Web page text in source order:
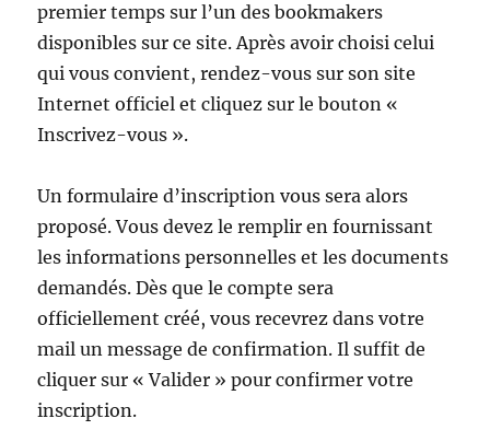
premier temps sur l’un des bookmakers
disponibles sur ce site. Après avoir choisi celui
qui vous convient, rendez-vous sur son site
Internet officiel et cliquez sur le bouton «
Inscrivez-vous ».
Un formulaire d’inscription vous sera alors
proposé. Vous devez le remplir en fournissant
les informations personnelles et les documents
demandés. Dès que le compte sera
officiellement créé, vous recevrez dans votre
mail un message de confirmation. Il suffit de
cliquer sur « Valider » pour confirmer votre
inscription.